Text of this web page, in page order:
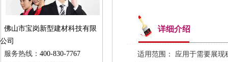
佛山市宝岗新型建材科技有限
公司
服务热线： 400-830-7767
详细介绍
适用范围： 应用于需要展